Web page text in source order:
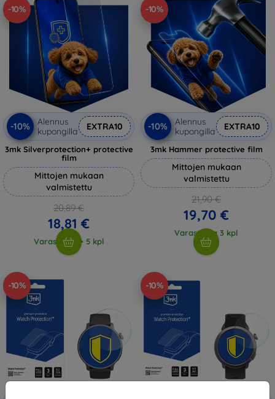
-10%
-10%
Alennus
kupongilla
EXTRA10
3mk Silverprotection+ protective
film
Mittojen mukaan
valmistettu
20,89 €
18,81 €
Varastossa > 5 kpl
-10%
-10%
Alennus
kupongilla
EXTRA10
3mk Hammer protective film
Mittojen mukaan
valmistettu
21,90 €
19,70 €
Varastossa 3 kpl
-10% -10%